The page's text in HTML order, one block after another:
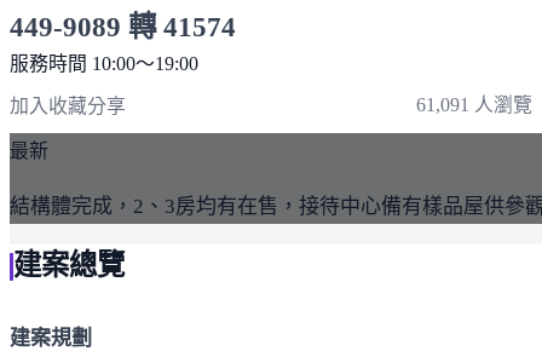
449-9089 轉 41574
服務時間 10:00～19:00
加入收藏分享 61,091 人瀏覽
最新
結構體完成，2、3房均有在售，接待中心備有樣品屋供參
建案總覽
建案規劃